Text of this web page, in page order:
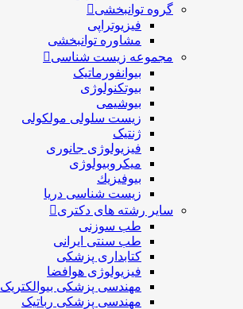
گروه توانبخشی
فیزیوتراپی
مشاوره توانبخشی
مجموعه زیست شناسی
بیوانفورماتیک
بیوتکنولوژی
بیوشیمی
زیست سلولی مولکولی
ژنتیک
فیزیولوژی جانوری
میکروبیولوژی
بيوفيزيك
زیست شناسی دریا
سایر رشته های دکتری
طب سوزنی
طب سنتی ایرانی
کتابداری پزشکی
فیزیولوژی هوافضا
مهندسی پزشکی بیوالکتریک
مهندسی پزشکی رباتیک